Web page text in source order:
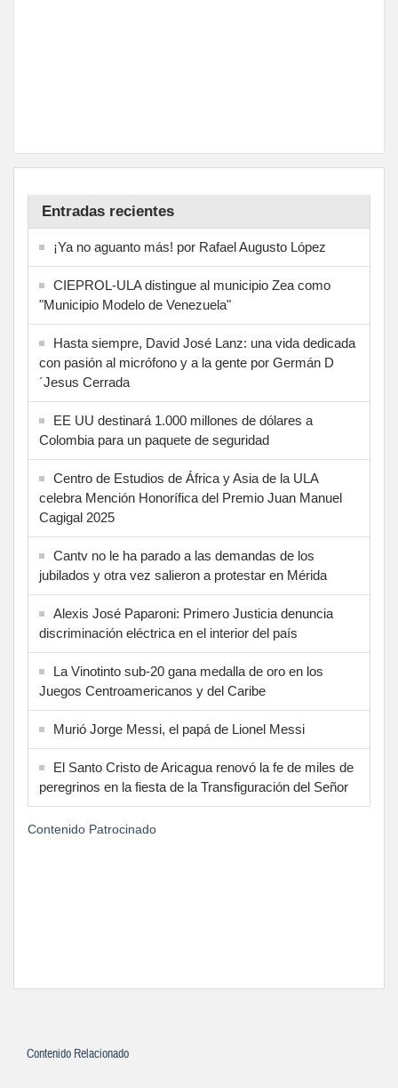
Entradas recientes
¡Ya no aguanto más! por Rafael Augusto López
CIEPROL-ULA distingue al municipio Zea como
"Municipio Modelo de Venezuela"
Hasta siempre, David José Lanz: una vida dedicada
con pasión al micrófono y a la gente por Germán D
´Jesus Cerrada
EE UU destinará 1.000 millones de dólares a
Colombia para un paquete de seguridad
Centro de Estudios de África y Asia de la ULA
celebra Mención Honorífica del Premio Juan Manuel
Cagigal 2025
Cantv no le ha parado a las demandas de los
jubilados y otra vez salieron a protestar en Mérida
Alexis José Paparoni: Primero Justicia denuncia
discriminación eléctrica en el interior del país
La Vinotinto sub-20 gana medalla de oro en los
Juegos Centroamericanos y del Caribe
Murió Jorge Messi, el papá de Lionel Messi
El Santo Cristo de Aricagua renovó la fe de miles de
peregrinos en la fiesta de la Transfiguración del Señor
Contenido Patrocinado
Contenido Relacionado